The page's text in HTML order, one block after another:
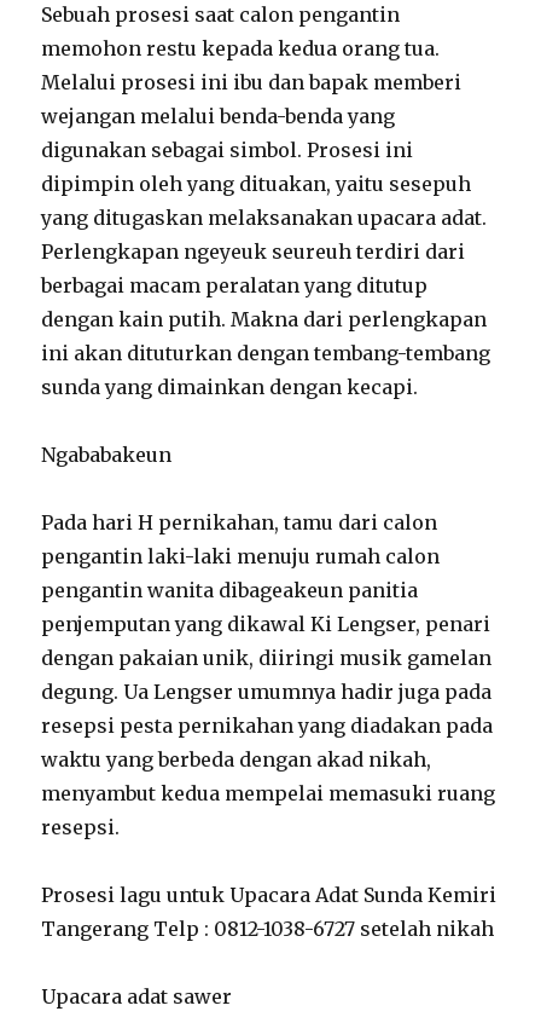
Sebuah prosesi saat calon pengantin
memohon restu kepada kedua orang tua.
Melalui prosesi ini ibu dan bapak memberi
wejangan melalui benda-benda yang
digunakan sebagai simbol. Prosesi ini
dipimpin oleh yang dituakan, yaitu sesepuh
yang ditugaskan melaksanakan upacara adat.
Perlengkapan ngeyeuk seureuh terdiri dari
berbagai macam peralatan yang ditutup
dengan kain putih. Makna dari perlengkapan
ini akan dituturkan dengan tembang-tembang
sunda yang dimainkan dengan kecapi.
Ngababakeun
Pada hari H pernikahan, tamu dari calon
pengantin laki-laki menuju rumah calon
pengantin wanita dibageakeun panitia
penjemputan yang dikawal Ki Lengser, penari
dengan pakaian unik, diiringi musik gamelan
degung. Ua Lengser umumnya hadir juga pada
resepsi pesta pernikahan yang diadakan pada
waktu yang berbeda dengan akad nikah,
menyambut kedua mempelai memasuki ruang
resepsi.
Prosesi lagu untuk Upacara Adat Sunda Kemiri
Tangerang Telp : 0812-1038-6727 setelah nikah
Upacara adat sawer